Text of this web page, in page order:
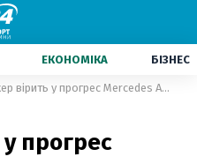
ЕКОНОМІКА БІЗНЕС
Шумахер вірить у прогрес Mercedes AMG
прогрес